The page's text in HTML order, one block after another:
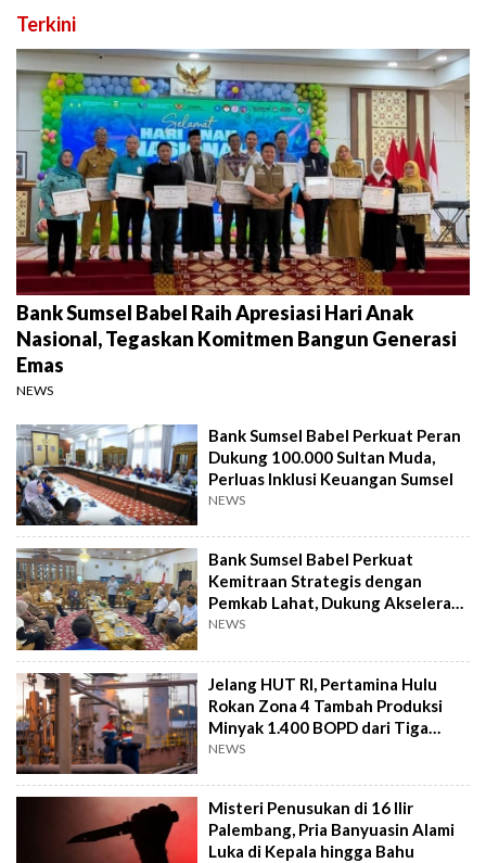
Terkini
Bank Sumsel Babel Raih Apresiasi Hari Anak
Nasional, Tegaskan Komitmen Bangun Generasi
Emas
NEWS
Bank Sumsel Babel Perkuat Peran
Dukung 100.000 Sultan Muda,
Perluas Inklusi Keuangan Sumsel
NEWS
Bank Sumsel Babel Perkuat
Kemitraan Strategis dengan
Pemkab Lahat, Dukung Akselerasi
Ekonomi Daerah
NEWS
Jelang HUT RI, Pertamina Hulu
Rokan Zona 4 Tambah Produksi
Minyak 1.400 BOPD dari Tiga
Sumur Baru
NEWS
Misteri Penusukan di 16 Ilir
Palembang, Pria Banyuasin Alami
Luka di Kepala hingga Bahu